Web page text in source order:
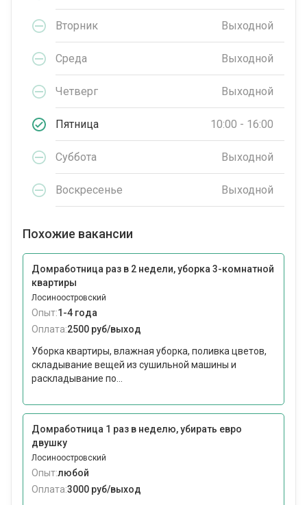
Вторник Выходной
Среда Выходной
Четверг Выходной
Пятница 10:00 - 16:00
Суббота Выходной
Воскресенье Выходной
Похожие вакансии
Домработница раз в 2 недели, уборка 3-комнатной
квартиры
Лосиноостровский
Опыт:1-4 года
Оплата:2500 руб/выход
Уборка квартиры, влажная уборка, поливка цветов,
складывание вещей из сушильной машины и
раскладывание по...
Домработница 1 раз в неделю, убирать евро
двушку
Лосиноостровский
Опыт:любой
Оплата:3000 руб/выход